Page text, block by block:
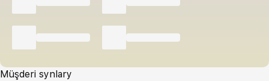
Müşderi synlary